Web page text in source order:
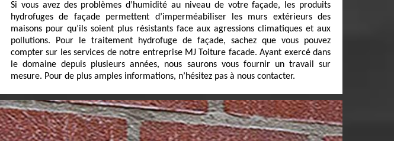
Si vous avez des problèmes d’humidité au niveau de votre façade, les produits
hydrofuges de façade permettent d’imperméabiliser les murs extérieurs des
maisons pour qu’ils soient plus résistants face aux agressions climatiques et aux
pollutions. Pour le traitement hydrofuge de façade, sachez que vous pouvez
compter sur les services de notre entreprise MJ Toiture facade. Ayant exercé dans
le domaine depuis plusieurs années, nous saurons vous fournir un travail sur
mesure. Pour de plus amples informations, n’hésitez pas à nous contacter.